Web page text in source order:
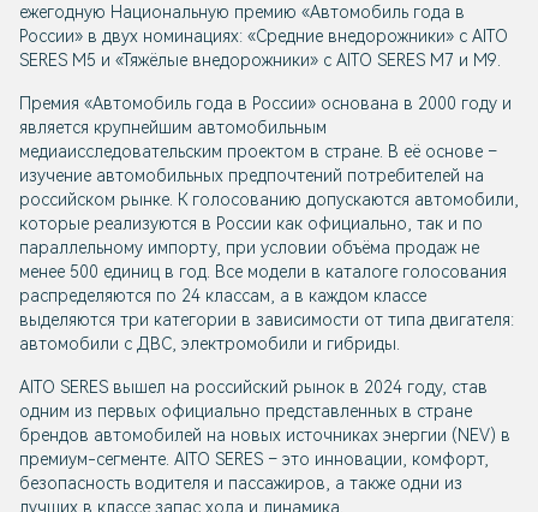
ежегодную Национальную премию «Автомобиль года в
России» в двух номинациях: «Средние внедорожники» с AITO
SERES M5 и «Тяжёлые внедорожники» с AITO SERES M7 и M9.
Премия «Автомобиль года в России» основана в 2000 году и
является крупнейшим автомобильным
медиаисследовательским проектом в стране. В её основе –
изучение автомобильных предпочтений потребителей на
российском рынке. К голосованию допускаются автомобили,
которые реализуются в России как официально, так и по
параллельному импорту, при условии объёма продаж не
менее 500 единиц в год. Все модели в каталоге голосования
распределяются по 24 классам, а в каждом классе
выделяются три категории в зависимости от типа двигателя:
автомобили с ДВС, электромобили и гибриды.
AITO SERES вышел на российский рынок в 2024 году, став
одним из первых официально представленных в стране
брендов автомобилей на новых источниках энергии (NEV) в
премиум-сегменте. AITO SERES – это инновации, комфорт,
безопасность водителя и пассажиров, а также одни из
лучших в классе запас хода и динамика.